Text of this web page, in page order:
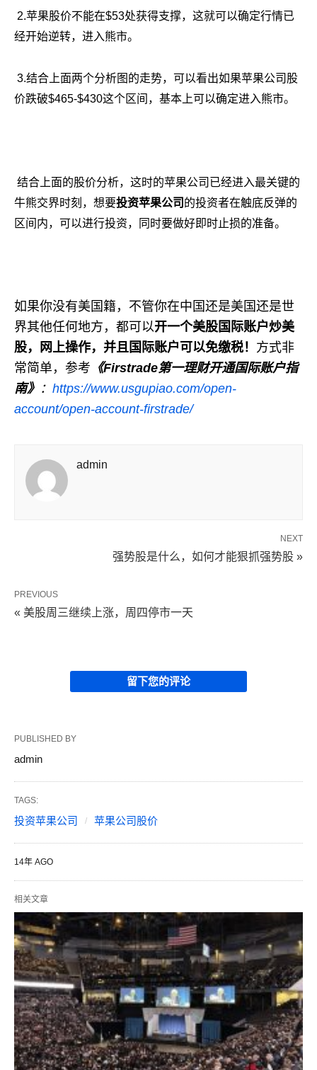
2.苹果股价不能在$53处获得支撑，这就可以确定行情已
经开始逆转，进入熊市。
3.结合上面两个分析图的走势，可以看出如果苹果公司股
价跌破$465-$430这个区间，基本上可以确定进入熊市。
结合上面的股价分析，这时的苹果公司已经进入最关键的
牛熊交界时刻，想要投资苹果公司 的投资者在触底反弹的
区间内，可以进行投资，同时要做好即时止损的准备。
如果你没有美国籍，不管你在中国还是美国还是世
界其他任何地方，都可以开一个美股国际账户炒美
股，网上操作，并且国际账户可以免缴税！ 方式非
常简单，参考 《Firstrade第一理财开通国际账户指
南》 ： https://www.usgupiao.com/open-
account/open-account-firstrade/
admin
NEXT
强势股是什么，如何才能狠抓强势股 »
PREVIOUS
« 美股周三继续上涨，周四停市一天
留下您的评论
PUBLISHED BY
admin
TAGS:
投资苹果公司 苹果公司股价
14年 AGO
相关文章